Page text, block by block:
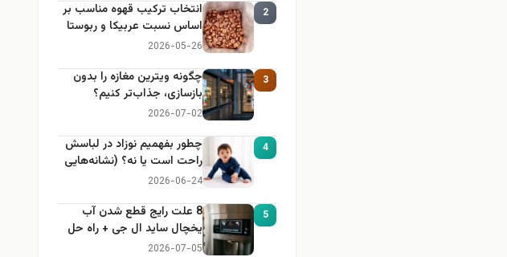
2
انتخاب ترکیب قهوه مناسب بر
اساس نسبت عربیکا و ربوستا
2026-05-26
3
چگونه ویترین مغازه را بدون
بازسازی، جذاب‌تر کنیم؟
2026-07-02
4
چطور بفهمیم نوزاد در لباسش
راحت است یا نه؟ (نشانه‌هایی
که هر مادر باید بداند)
2026-06-24
5
8 علت رایج قطع شدن آب
یخچال ساید ال جی + راه حل
2026-07-05